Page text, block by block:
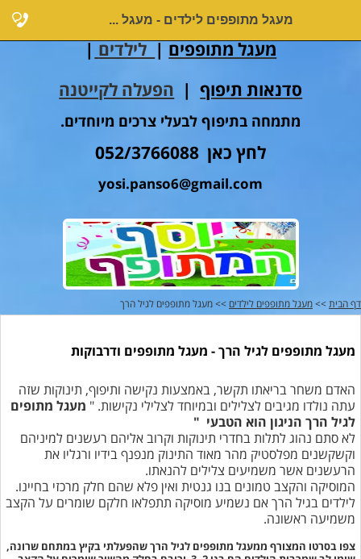
מעגל מתופפים לילדים - מעגל ...
מעגל מתופפים | לילדים |
סדנאות תיפוף| הפעלה לקייטנה
מתמחה בתיפוף לבעלי צרכים מיוחדים.
לחץ כאן 052/3766088
yosi.panso6@gmail.com
דף הבית >> מעגל מתופפים לילדים >> מעגל מתופפים לגיל הרך
מעגל מתופפים לגיל הרך - מעגל מתופפים ודרבוקות
האדם משחר בריאתו תקשר, באמצעות נקישה ותיפוף, תינוקות שזה
עתה נולדו מגיבים לצלילים ובמיוחד לצלילי נקישות. " מעגל מתופים
לגיל הרך הניגון הוא הטבעי "
לא סתם נהוג לתלות בחדרי תינוקות וקרוב אליהם רעשנים למיניהם
וקשקשנים מפלסטיק מהר מאוד התינוק מנפנף בידיו ורגליו את
הרעשנים אשר משמיעים צלילים להנאתו.
המוסיקה והקצב טמונים בנו גנטית ואין פלא שהם חלק מרכזי בחיינו.
לילדים בגיל הרך אם נשמיע מוסיקה תתפלאו חלקם שומרים על הקצב
משמיעה ראשונה.
צפו בסרטו המצורף ממעגל מתופפים לגיל הרך שהפעלתי בקיץ במתחם שרונה,